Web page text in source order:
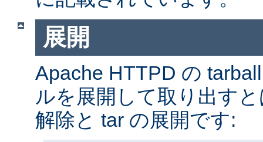
展開
Apache HTTPD の
ルを展開して取り出す
解除と tar の展開です: